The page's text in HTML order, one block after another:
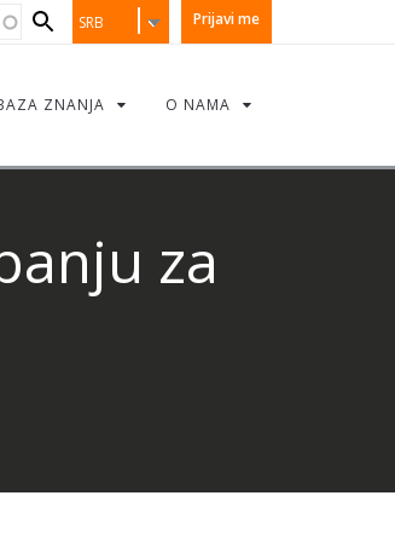
Prijavi me
SRB
ZNANJA O NAMA
za